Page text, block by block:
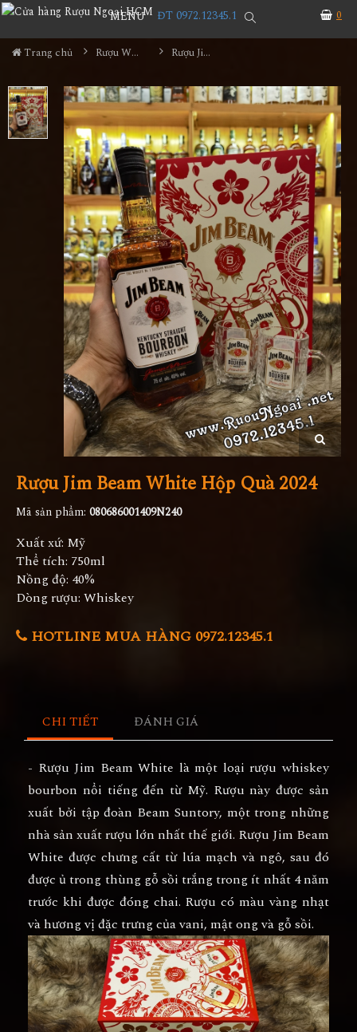
0
MENU ĐT 0972.12345.1
Trang chủ Rượu Whisky Rượu Jim Beam White Hộp Quà 2024
Rượu Jim Beam White Hộp Quà 2024
Mã sản phẩm: 080686001409N240
Xuất xứ: Mỹ
Thể tích: 750ml
Nồng độ: 40%
Dòng rượu: Whiskey
HOTLINE MUA HÀNG 0972.12345.1
CHI TIẾT ĐÁNH GIÁ
- Rượu Jim Beam White là một loại rượu whiskey
bourbon nổi tiếng đến từ Mỹ. Rượu này được sản
xuất bởi tập đoàn Beam Suntory, một trong những
nhà sản xuất rượu lớn nhất thế giới. Rượu Jim Beam
White được chưng cất từ lúa mạch và ngô, sau đó
được ủ trong thùng gỗ sồi trắng trong ít nhất 4 năm
trước khi được đóng chai. Rượu có màu vàng nhạt
và hương vị đặc trưng của vani, mật ong và gỗ sồi.